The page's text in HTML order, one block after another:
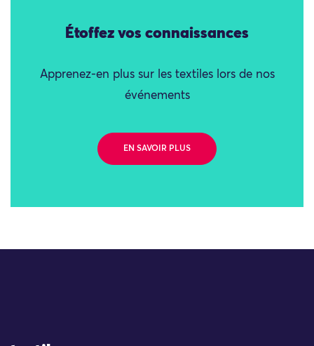
Étoffez vos connaissances
Apprenez-en plus sur les textiles lors de nos
événements
EN SAVOIR PLUS